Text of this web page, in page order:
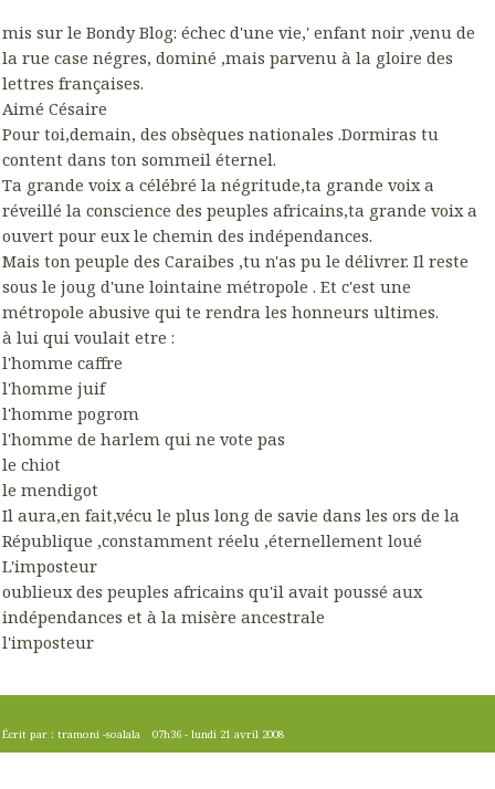
mis sur le Bondy Blog: échec d'une vie,' enfant noir ,venu de
la rue case négres, dominé ,mais parvenu à la gloire des
lettres françaises.
Aimé Césaire
Pour toi,demain, des obsèques nationales .Dormiras tu
content dans ton sommeil éternel.
Ta grande voix a célébré la négritude,ta grande voix a
réveillé la conscience des peuples africains,ta grande voix a
ouvert pour eux le chemin des indépendances.
Mais ton peuple des Caraibes ,tu n'as pu le délivrer. Il reste
sous le joug d'une lointaine métropole . Et c'est une
métropole abusive qui te rendra les honneurs ultimes.
à lui qui voulait etre :
l'homme caffre
l'homme juif
l'homme pogrom
l'homme de harlem qui ne vote pas
le chiot
le mendigot
Il aura,en fait,vécu le plus long de savie dans les ors de la
République ,constamment réelu ,éternellement loué
L'imposteur
oublieux des peuples africains qu'il avait poussé aux
indépendances et à la misère ancestrale
l'imposteur
Écrit par : tramoni -soalala 07h36 -lundi 21 avril 2008